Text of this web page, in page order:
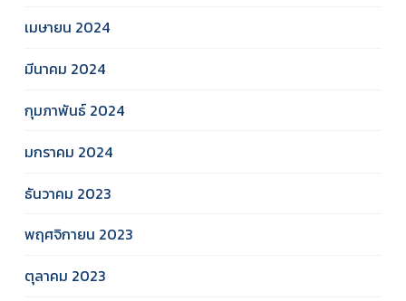
เมษายน 2024
มีนาคม 2024
กุมภาพันธ์ 2024
มกราคม 2024
ธันวาคม 2023
พฤศจิกายน 2023
ตุลาคม 2023